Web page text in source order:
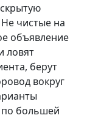
чистые на
объявление
ловят
берут
вокруг
по большей